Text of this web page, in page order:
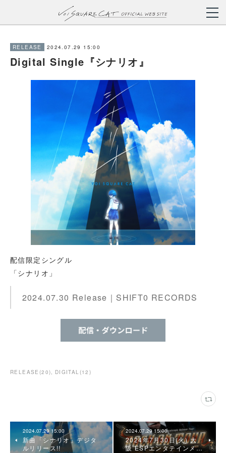
RELEASE 2024.07.29 15:00
Digital Single『シナリオ』
配信限定シングル
「シナリオ」
2024.07.30 Release｜SHIFT0 RECORDS
RELEASE (20) DIGITAL (12 )
2024.07.29 15:00
新曲「シナリオ」デジタ
ルリリース!!
2024.07.29 15:00
2024年7月30日(火) 大
阪 ESPエンタテインメ…